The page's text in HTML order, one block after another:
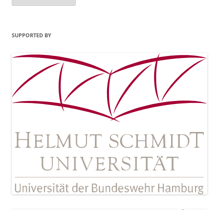
SUPPORTED BY